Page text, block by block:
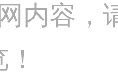
内容，